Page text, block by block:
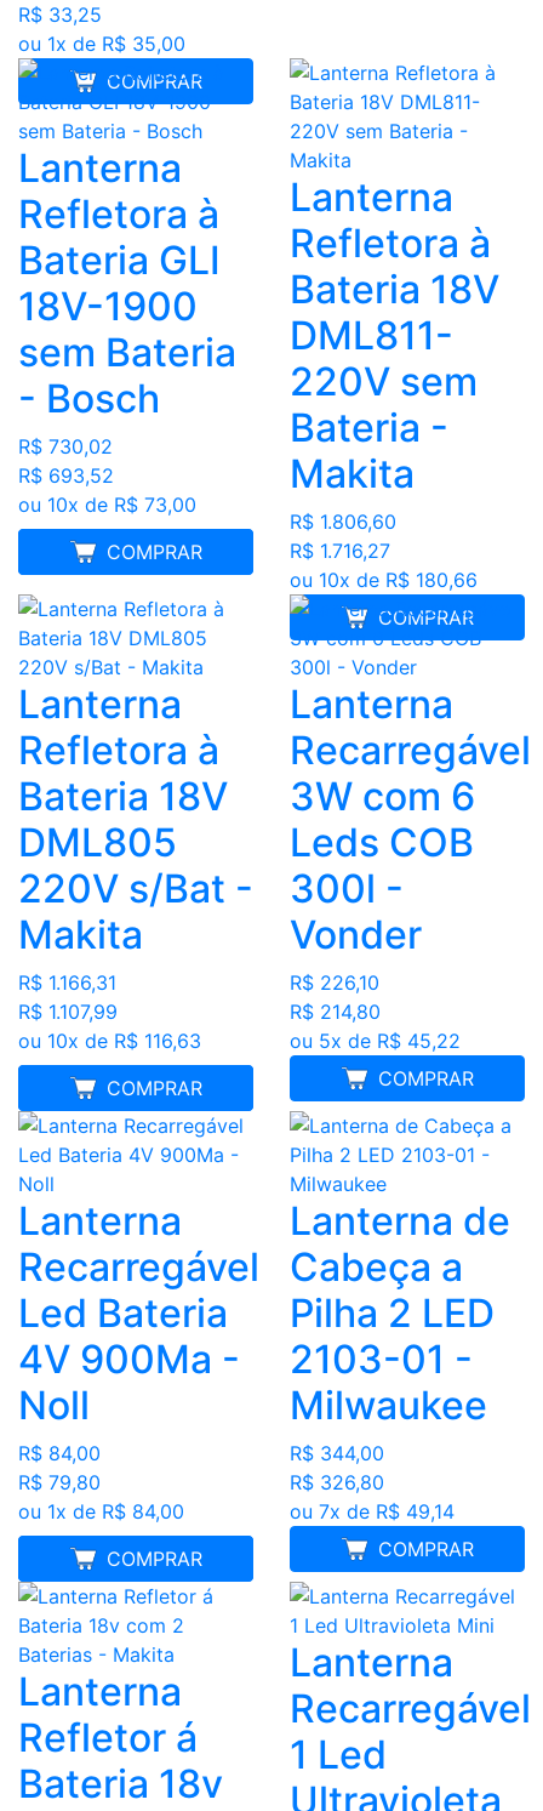
R$ 33,25
ou 1x de R$ 35,00
COMPRAR
Lanterna
Refletora à
Bateria GLI
18V-1900
sem Bateria
- Bosch
R$ 730,02
R$ 693,52
ou 10x de R$ 73,00
COMPRAR
MELHOR PREÇO
Lanterna
Refletora à
Bateria 18V
DML811-
220V sem
Bateria -
Makita
R$ 1.806,60
R$ 1.716,27
ou 10x de R$ 180,66
COMPRAR
Lanterna
Refletora à
Bateria 18V
DML805
220V s/Bat -
Makita
R$ 1.166,31
R$ 1.107,99
ou 10x de R$ 116,63
COMPRAR
FRETE GRÁTIS
Lanterna
Recarregável
3W com 6
Leds COB
300l -
Vonder
R$ 226,10
R$ 214,80
ou 5x de R$ 45,22
COMPRAR
Lanterna
Recarregável
Led Bateria
4V 900Ma -
Noll
R$ 84,00
R$ 79,80
ou 1x de R$ 84,00
COMPRAR
LANÇAMENTO
Lanterna de
Cabeça a
Pilha 2 LED
2103-01 -
Milwaukee
R$ 344,00
R$ 326,80
ou 7x de R$ 49,14
COMPRAR
Lanterna
Refletor
Bateria 18v
Lanterna
Recarregável
1 Led
Ultravioleta